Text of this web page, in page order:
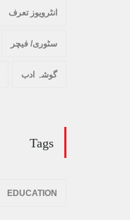
انٹرویوز تعرف
سٹوری/ فیچر
گوشہ ادب
Tags
EDUCATION